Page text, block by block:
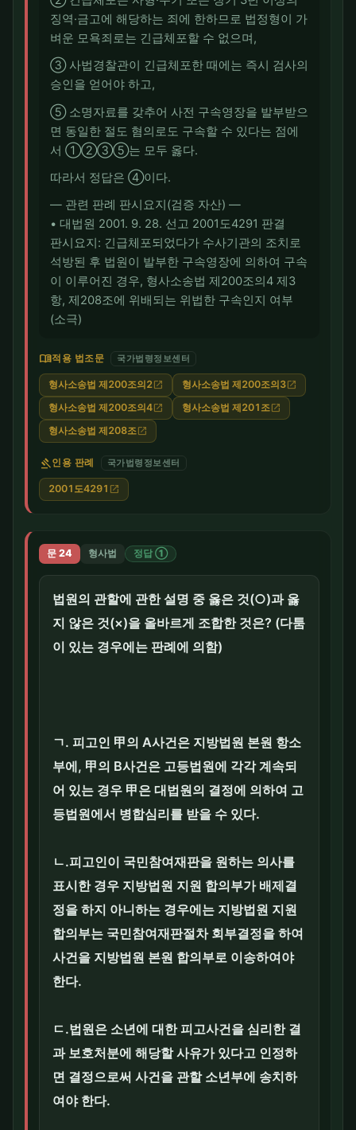
징역·금고에 해당하는 죄에 한하므로 법정형이 가
벼운 모욕죄로는 긴급체포할 수 없으며,
③ 사법경찰관이 긴급체포한 때에는 즉시 검사의
승인을 얻어야 하고,
⑤ 소명자료를 갖추어 사전 구속영장을 발부받으
면 동일한 절도 혐의로도 구속할 수 있다는 점에
서 ①②③⑤는 모두 옳다.
따라서 정답은 ④이다.
― 관련 판례 판시요지(검증 자산) ―
• 대법원 2001. 9. 28. 선고 2001도4291 판결
판시요지: 긴급체포되었다가 수사기관의 조치로
석방된 후 법원이 발부한 구속영장에 의하여 구속
이 이루어진 경우, 형사소송법 제200조의4 제3
항, 제208조에 위배되는 위법한 구속인지 여부
(소극)
menu_book적용 법조문 국가법령정보센터
형사소송법 제200조의2 open_in_new 형사소송법 제200조의3 open_in_new
형사소송법 제200조의4 open_in_new 형사소송법 제201조 open_in_new
형사소송법 제208조 open_in_new
gavel인용 판례 국가법령정보센터
2001도4291 open_in_new
문 24 형사법 정답 ①
법원의 관할에 관한 설명 중 옳은 것(○)과 옳
지 않은 것(×)을 올바르게 조합한 것은? (다툼
이 있는 경우에는 판례에 의함)
ㄱ. 피고인 甲의 A사건은 지방법원 본원 항소
부에, 甲의 B사건은 고등법원에 각각 계속되
어 있는 경우 甲은 대법원의 결정에 의하여 고
등법원에서 병합심리를 받을 수 있다.
ㄴ.피고인이 국민참여재판을 원하는 의사를
표시한 경우 지방법원 지원 합의부가 배제결
정을 하지 아니하는 경우에는 지방법원 지원
합의부는 국민참여재판절차 회부결정을 하여
사건을 지방법원 본원 합의부로 이송하여야
한다.
ㄷ.법원은 소년에 대한 피고사건을 심리한 결
과 보호처분에 해당할 사유가 있다고 인정하
면 결정으로써 사건을 관할 소년부에 송치하
여야 한다.